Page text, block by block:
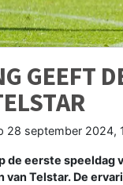
GEEFT
28 september 2024,
de eerste
van Telstar. De